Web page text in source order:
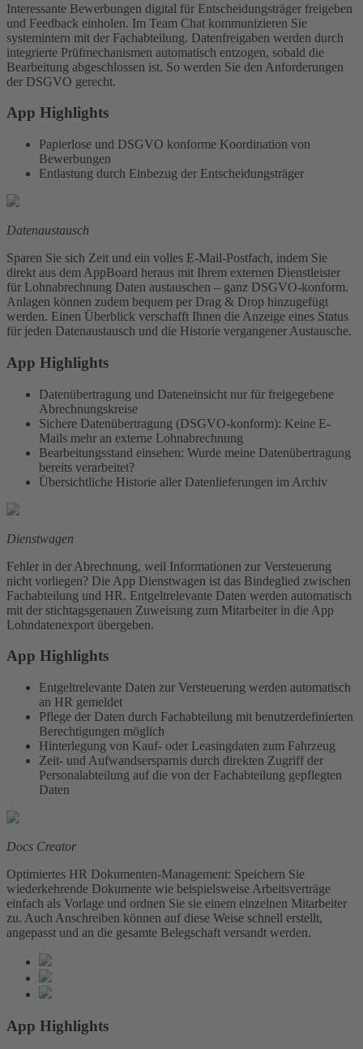
Interessante Bewerbungen digital für Entscheidungsträger freigeben
und Feedback einholen. Im Team Chat kommunizieren Sie
systemintern mit der Fachabteilung. Datenfreigaben werden durch
integrierte Prüfmechanismen automatisch entzogen, sobald die
Bearbeitung abgeschlossen ist. So werden Sie den Anforderungen
der DSGVO gerecht.
App Highlights
Papierlose und DSGVO konforme Koordination von
Bewerbungen
Entlastung durch Einbezug der Entscheidungsträger
Datenaustausch
Sparen Sie sich Zeit und ein volles E-Mail-Postfach, indem Sie
direkt aus dem AppBoard heraus mit Ihrem externen Dienstleister
für Lohnabrechnung Daten austauschen – ganz DSGVO-konform.
Anlagen können zudem bequem per Drag & Drop hinzugefügt
werden. Einen Überblick verschafft Ihnen die Anzeige eines Status
für jeden Datenaustausch und die Historie vergangener Austausche.
App Highlights
Datenübertragung und Dateneinsicht nur für freigegebene
Abrechnungskreise
Sichere Datenübertragung (DSGVO-konform): Keine E-
Mails mehr an externe Lohnabrechnung
Bearbeitungsstand einsehen: Wurde meine Datenübertragung
bereits verarbeitet?
Übersichtliche Historie aller Datenlieferungen im Archiv
Dienstwagen
Fehler in der Abrechnung, weil Informationen zur Versteuerung
nicht vorliegen? Die App Dienstwagen ist das Bindeglied zwischen
Fachabteilung und HR. Entgeltrelevante Daten werden automatisch
mit der stichtagsgenauen Zuweisung zum Mitarbeiter in die App
Lohndatenexport übergeben.
App Highlights
Entgeltrelevante Daten zur Versteuerung werden automatisch
an HR gemeldet
Pflege der Daten durch Fachabteilung mit benutzerdefinierten
Berechtigungen möglich
Hinterlegung von Kauf- oder Leasingdaten zum Fahrzeug
Zeit- und Aufwandsersparnis durch direkten Zugriff der
Personalabteilung auf die von der Fachabteilung gepflegten
Daten
Docs Creator
Optimiertes HR Dokumenten-Management: Speichern Sie
wiederkehrende Dokumente wie beispielsweise Arbeitsverträge
einfach als Vorlage und ordnen Sie sie einem einzelnen Mitarbeiter
zu. Auch Anschreiben können auf diese Weise schnell erstellt,
angepasst und an die gesamte Belegschaft versandt werden.
App Highlights